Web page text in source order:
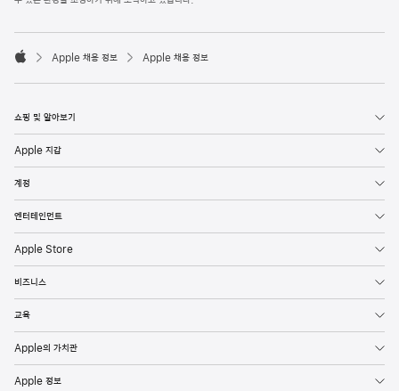
o
e

p
l
Apple 채용 정보 Apple 채용 정보
쇼핑 및 알아보기
Apple 지갑
계정
엔터테인먼트
Apple Store
비즈니스
교육
Apple의 가치관
Apple 정보